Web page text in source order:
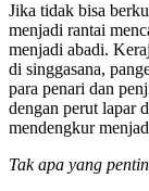
Jika tidak bisa
menjadi rantai
menjadi abadi.
di singgasana,
para penari dan
dengan perut lapar
mendengkur
Tak apa yang